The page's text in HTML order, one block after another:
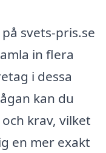
svets-pris.se
in flera
i dessa
kan du
krav, vilket
en mer exakt